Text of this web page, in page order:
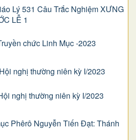
Lý 531 Câu Trắc Nghiệm XƯNG
LỄ 1
chức Linh Mục -2023
nghị thường niên kỳ I/2023
nghị thường niên kỳ I/2023
Phêrô Nguyễn Tiến Đạt: Thánh